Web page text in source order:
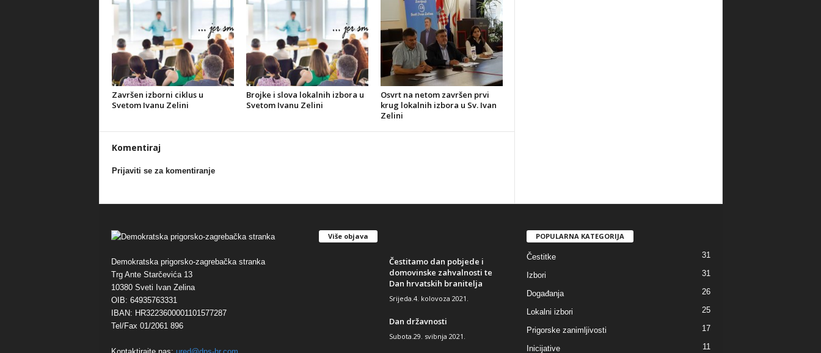
Završen izborni ciklus u
Svetom Ivanu Zelini
Brojke i slova lokalnih izbora u
Svetom Ivanu Zelini
Osvrt na netom završen prvi
krug lokalnih izbora u Sv. Ivan
Zelini
Komentiraj
Prijaviti se za komentiranje
Demokratska prigorsko-zagrebačka stranka
Trg Ante Starčevića 13
10380 Sveti Ivan Zelina
OIB: 64935763331
IBAN: HR3223600001101577287
Tel/Fax 01/2061 896
Više objava
Čestitamo dan pobjede i
domovinske zahvalnosti te
Dan hrvatskih branitelja
Srijeda.4. kolovoza 2021.
Dan državnosti
Subota.29. svibnja 2021.
POPULARNA KATEGORIJA
Čestitke 31
Izbori 31
Događanja 26
Lokalni izbori 25
Prigorske zanimljivosti 17
Inicijative 11